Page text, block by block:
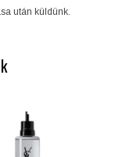
után küldünk.